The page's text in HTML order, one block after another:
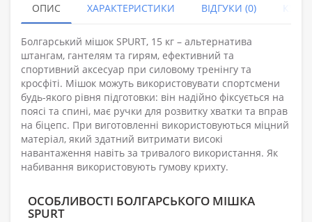
ОПИС ХАРАКТЕРИСТИКИ ВІДГУКИ (0)
Болгарський мішок SPURT, 15 кг – альтернатива
штангам, гантелям та гирям, ефективний та
спортивний аксесуар при силовому тренінгу та
кросфіті. Мішок можуть використовувати спортсмени
будь-якого рівня підготовки: він надійно фіксується на
поясі та спині, має ручки для розвитку хватки та вправ
на біцепс. При виготовленні використовуються міцний
матеріал, який здатний витримати високі
навантаження навіть за тривалого використання. Як
набивання використовують гумову крихту.
ОСОБЛИВОСТІ БОЛГАРСЬКОГО МІШКА
SPURT